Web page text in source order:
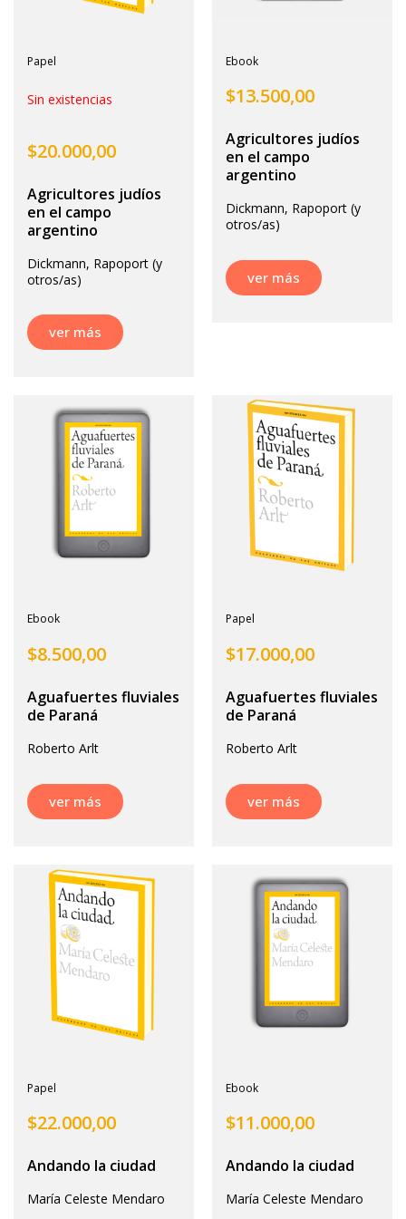
Papel
Sin existencias
$20.000,00
Agricultores judíos
en el campo
argentino
Dickmann, Rapoport (y
otros/as)
ver más
Ebook
$13.500,00
Agricultores judíos
en el campo
argentino
Dickmann, Rapoport (y
otros/as)
ver más
Ebook
$8.500,00
Aguafuertes fluviales
de Paraná
Roberto Arlt
ver más
Papel
$17.000,00
Aguafuertes fluviales
de Paraná
Roberto Arlt
ver más
Papel
$22.000,00
Andando la ciudad
María Celeste Mendaro
Ebook
$11.000,00
Andando la ciudad
María Celeste Mendaro